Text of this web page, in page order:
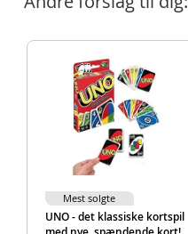
UNO - det klassiske kortspil
Mest solgte